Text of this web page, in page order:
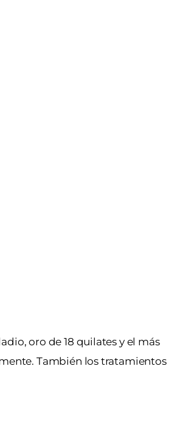
oro de 18 quilates y el más
También los tratamientos